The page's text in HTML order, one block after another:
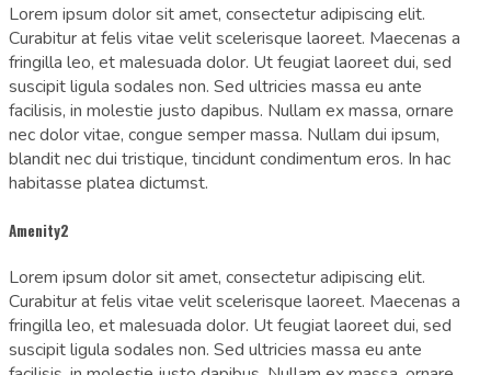
Lorem ipsum dolor sit amet, consectetur adipiscing elit.
Curabitur at felis vitae velit scelerisque laoreet. Maecenas a
fringilla leo, et malesuada dolor. Ut feugiat laoreet dui, sed
suscipit ligula sodales non. Sed ultricies massa eu ante
facilisis, in molestie justo dapibus. Nullam ex massa, ornare
nec dolor vitae, congue semper massa. Nullam dui ipsum,
blandit nec dui tristique, tincidunt condimentum eros. In hac
habitasse platea dictumst.
Amenity2
Lorem ipsum dolor sit amet, consectetur adipiscing elit.
Curabitur at felis vitae velit scelerisque laoreet. Maecenas a
fringilla leo, et malesuada dolor. Ut feugiat laoreet dui, sed
suscipit ligula sodales non. Sed ultricies massa eu ante